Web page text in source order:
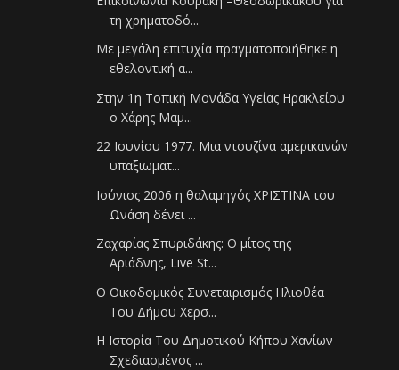
τη χρηματοδό...
Με μεγάλη επιτυχία πραγματοποιήθηκε η
εθελοντική α...
Στην 1η Τοπική Μονάδα Υγείας Ηρακλείου
ο Χάρης Μαμ...
22 Ιουνίου 1977. Μια ντουζίνα αμερικανών
υπαξιωματ...
Ιούνιος 2006 η θαλαμηγός ΧΡΙΣΤΙΝΑ του
Ωνάση δένει ...
Ζαχαρίας Σπυριδάκης: Ο μίτος της
Αριάδνης, Live St...
Ο Οικοδομικός Συνεταιρισμός Ηλιοθέα
Του Δήμου Χερσ...
Η Ιστορία Του Δημοτικού Κήπου Χανίων
Σχεδιασμένος ...